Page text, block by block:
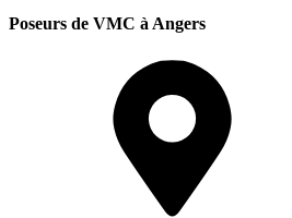
Poseurs de VMC à Angers